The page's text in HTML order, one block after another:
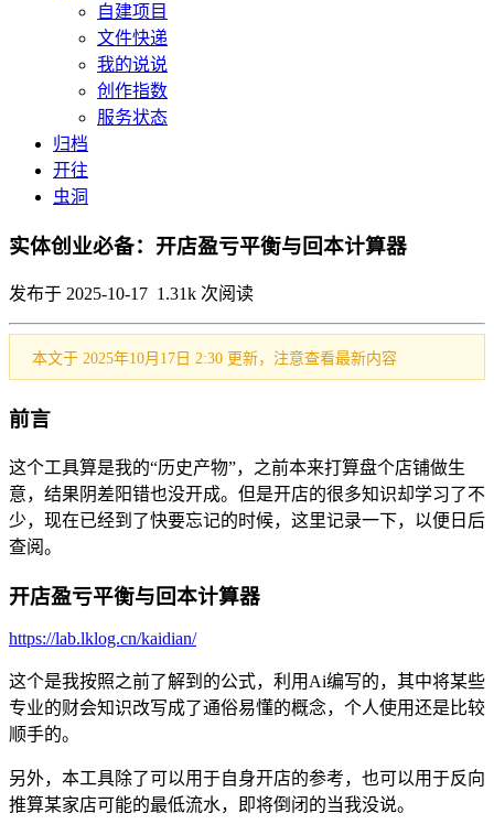
自建项目
文件快递
我的说说
创作指数
服务状态
归档
开往
虫洞
实体创业必备：开店盈亏平衡与回本计算器
发布于 2025-10-17 1.31k 次阅读
本文于 2025年10月17日 2:30 更新，注意查看最新内容
前言
这个工具算是我的“历史产物”，之前本来打算盘个店铺做生
意，结果阴差阳错也没开成。但是开店的很多知识却学习了不
少，现在已经到了快要忘记的时候，这里记录一下，以便日后
查阅。
开店盈亏平衡与回本计算器
https://lab.lklog.cn/kaidian/
这个是我按照之前了解到的公式，利用Ai编写的，其中将某些
专业的财会知识改写成了通俗易懂的概念，个人使用还是比较
顺手的。
另外，本工具除了可以用于自身开店的参考，也可以用于反向
推算某家店可能的最低流水，即将倒闭的当我没说。